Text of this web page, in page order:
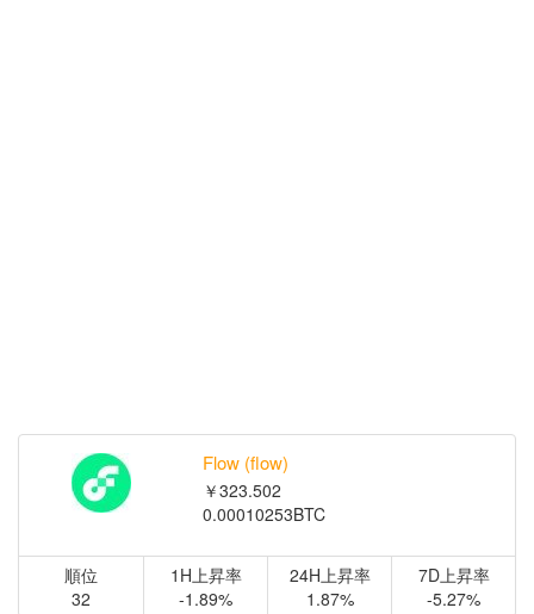
Flow (flow)
￥323.502
0.00010253BTC
順位
32
1H上昇率
-1.89%
24H上昇率
1.87%
7D上昇率
-5.27%